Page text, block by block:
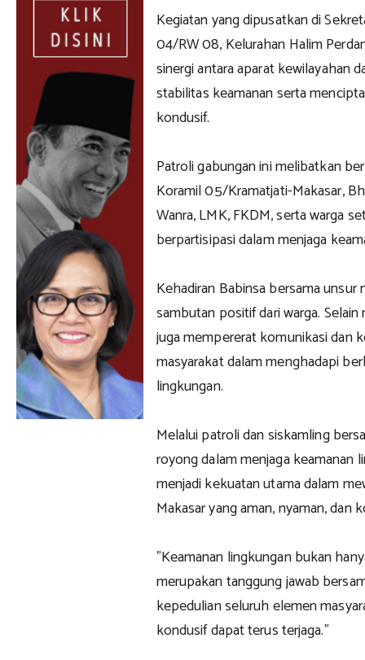
Kegiatan yang dipusatkan di
04/RW 08, Kelurahan Halim
sinergi antara aparat kewilayahan
stabilitas keamanan serta
kondusif.
Patroli gabungan ini melibatkan
Koramil 05/Kramatjati-Makasar,
Wanra, LMK, FKDM, serta warga
berpartisipasi dalam menjaga
Kehadiran Babinsa bersama
sambutan positif dari warga.
juga mempererat komunikasi dan
masyarakat dalam menghadapi
lingkungan.
Melalui patroli dan siskamling
royong dalam menjaga
menjadi kekuatan utama dalam
Makasar yang aman, nyaman,
"Keamanan lingkungan bukan
merupakan tanggung jawab
kepedulian seluruh elemen
kondusif dapat terus terjaga."